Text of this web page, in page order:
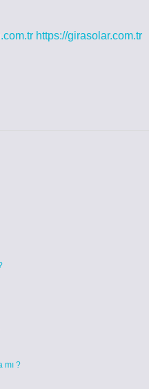
https://girasolar.com.tr
mı ?